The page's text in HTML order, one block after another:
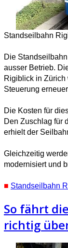
Standseilbahn
Die
ausser Betrieb.
Rigiblick in Zürich
Steuerung
Die Kosten für
Den Zuschlag für
erhielt der
Gleichzeitig
modernisiert und
■ Standseilbahn
So fährt
richtig